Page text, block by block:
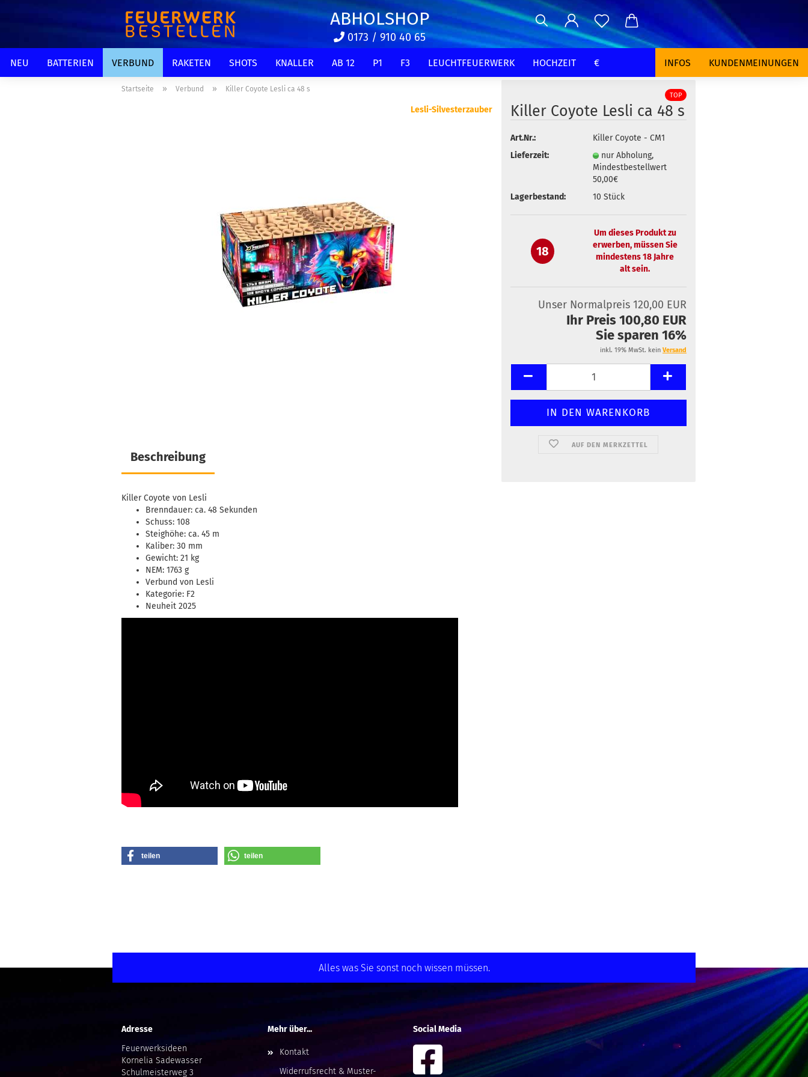
ABHOLSHOP
0173 / 910 40 65
NEU BATTERIEN VERBUND RAKETEN SHOTS KNALLER AB 12 P1 F3 LEUCHTFEUERWERK HOCHZEIT € INFOS KUNDENMEINUNGEN
Startseite » Verbund » Killer Coyote Lesli ca 48 s
Lesli-Silvesterzauber
TOP
Killer Coyote Lesli ca 48 s
Art.Nr.:
Killer Coyote - CM1
Lieferzeit:
nur Abholung,
Mindestbestellwert
50,00€
Lagerbestand:
10 Stück
18
Um dieses Produkt zu
erwerben, müssen Sie
mindestens 18 Jahre
alt sein.
Unser Normalpreis 120,00 EUR
Ihr Preis 100,80 EUR
Sie sparen 16%
inkl. 19% MwSt. kein Versand
AUF DEN MERKZETTEL
Beschreibung
Killer Coyote von Lesli
Brenndauer: ca. 48 Sekunden
Schuss: 108
Steighöhe: ca. 45 m
Kaliber: 30 mm
Gewicht: 21 kg
NEM: 1763 g
Verbund von Lesli
Kategorie: F2
Neuheit 2025
teilen teilen
Alles was Sie sonst noch wissen müssen.
Adresse
Feuerwerksideen
Kornelia Sadewasser
Schulmeisterweg 3
Mehr über...
Kontakt
Widerrufsrecht & Muster-
Social Media